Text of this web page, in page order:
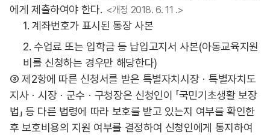
에게 제출하여야 한다. <개정 2018. 6. 11 .>
1. 계좌번호가 표시된 통장 사본
2. 수업료 또는 입학금 등 납입고지서 사본(아동교육지원
비를 신청하는 경우만 해당한다)
③ 제2항에 따른 신청서를 받은 특별자치시장ㆍ특별자치도
지사ㆍ시장ㆍ군수ㆍ구청장은 신청인이 「국민기초생활 보장
법」 등 다른 법령에 따라 보호를 받고 있는지 여부를 확인한
후 보호비용의 지원 여부를 결정하여 신청인에게 통지하여